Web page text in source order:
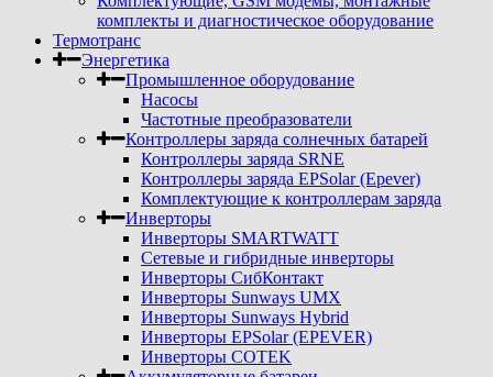
комплекты и диагностическое оборудование
Термотранс
Энергетика
Промышленное оборудование
Насосы
Частотные преобразователи
Контроллеры заряда солнечных батарей
Контроллеры заряда SRNE
Контроллеры заряда EPSolar (Epever)
Комплектующие к контроллерам заряда
Инверторы
Инверторы SMARTWATT
Сетевые и гибридные инверторы
Инверторы СибКонтакт
Инверторы Sunways UMX
Инверторы Sunways Hybrid
Инверторы EPSolar (EPEVER)
Инверторы COTEK